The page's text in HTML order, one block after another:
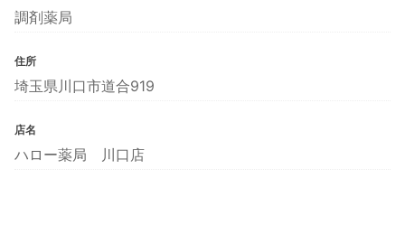
調剤薬局
住所
埼玉県川口市道合919
店名
ハロー薬局 川口店